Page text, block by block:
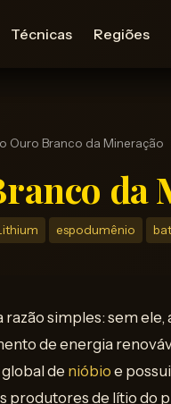
Técnicas Regiões
Ouro Branco da Mineração
da
espodumênio
razão simples: sem
de energia
de nióbio e
produtores de lítio do